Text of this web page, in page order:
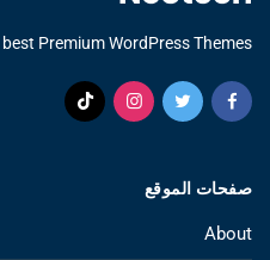
Premium WordPress Themes.
صفحات الموقع
About